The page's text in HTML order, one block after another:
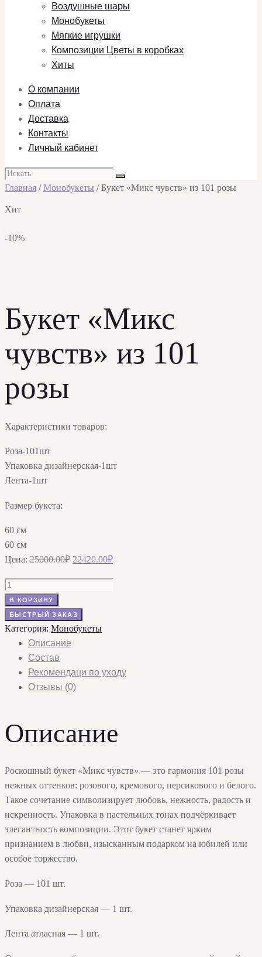
Воздушные шары
Монобукеты
Мягкие игрушки
Композиции Цветы в коробках
Хиты
О компании
Оплата
Доставка
Контакты
Личный кабинет
Главная /Монобукеты / Букет «Микс чувств» из 101 розы
Хит
-10%
Букет «Микс
чувств» из 101
розы
Характеристики товаров:
Роза-101шт
Упаковка дизайнерская-1шт
Лента-1шт
Размер букета:
60 см
60 см
Цена: 25000.00₽ Первоначальная
22420.00₽Текущая
Количество
товара
Букет
«Микс
чувств»
розы
В КОРЗИНУ
БЫСТРЫЙ ЗАКАЗ
Категория: Монобукеты
Описание
Состав
Рекомендаци по уходу
Отзывы (0)
Описание
Роскошный букет «Микс чувств» — это гармония 101 розы
нежных оттенков: розового, кремового, персикового и белого.
Такое сочетание символизирует любовь, нежность, радость и
искренность. Упаковка в пастельных тонах подчёркивает
элегантность композиции. Этот букет станет ярким
признанием в любви, изысканным подарком на юбилей или
особое торжество.
Роза — 101 шт.
Упаковка дизайнерская — 1 шт.
Лента атласная — 1 шт.